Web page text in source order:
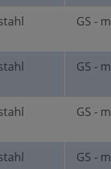
GS -
GS -
GS -
GS -